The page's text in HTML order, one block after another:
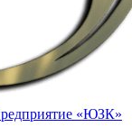
«ЮЗК»